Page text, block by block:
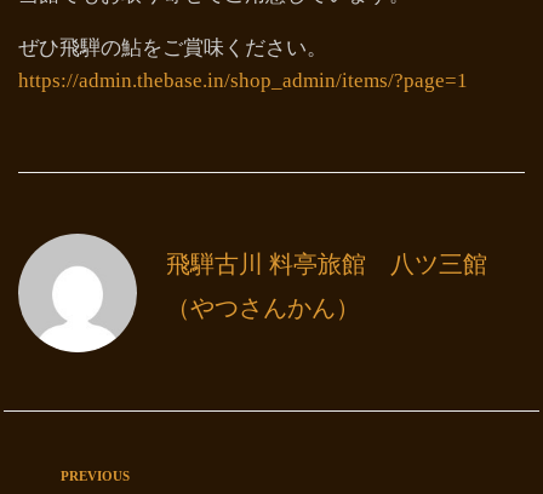
ぜひ飛騨の鮎をご賞味ください。
https://admin.thebase.in/shop_admin/items/?page=1
飛騨古川 料亭旅館 八ツ三館
（やつさんかん）
PREVIOUS